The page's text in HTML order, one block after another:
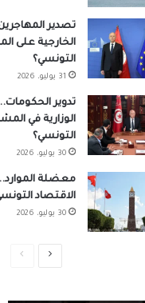
تصدير
الخارجية على
التونسي؟
31 يوليو، 2026
تدوير
الوزارية في
التونسي؟
30 يوليو، 2026
معضلة
الاقتصاد
30 يوليو، 2026
الصفحة الصفحة